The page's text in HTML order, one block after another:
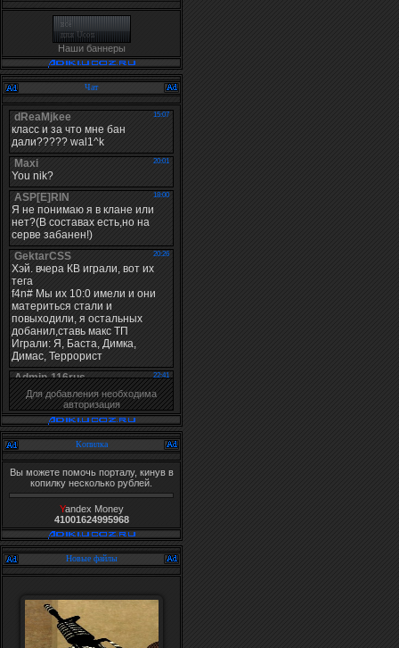
Наши баннеры
Чат
Для добавления необходима
авторизация
Копилка
Вы можете помочь порталу, кинув в
копилку несколько рублей.
Yandex Money
41001624995968
Новые файлы